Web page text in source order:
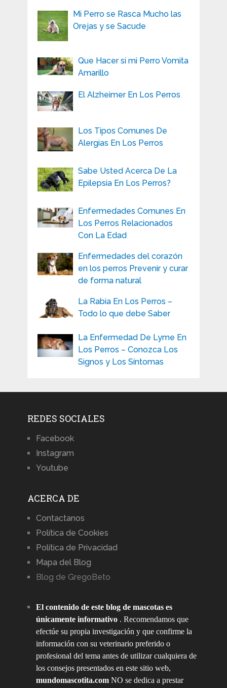
Mi Perro se Rasca Mucho las
Orejas y se Sacude
Que Hacer si mi Perro Vomita
Amarillo
El Alzheimer En Los Perros
Los Tipos Comunes De
Alergias En Los Perros
Sabe Usted Acerca De La
Epilepsia En Los Perros?
Enfermedades Comunes En
Los Perros Relacionados
Con La Edad
Enfermedades del corazón
en los perros Prevenir y curar
de forma natural
La Rabia En Los Perros –
Todo lo que debe Saber
La Enfermedad De Lyme En
Los Perros – Conozca Los
Signos y Los Síntomas
REDES SOCIALES
Facebook
Instagram
Youtube
ACERCA DE
Contactanos
Política de Cookies
Política de Privacidad
Mapa del Blog
Blog de GregoBeto
El contenido de este blog de mascotas es
únicamente informativo. Recomendamos que
efectúe su propia investigación y que confirme la
información con su veterinario preferido o
profesional del tema antes de utilizar cualquiera de
los consejos presentados en este sitio web,
mundomascotita.comNO se dedica a prestar